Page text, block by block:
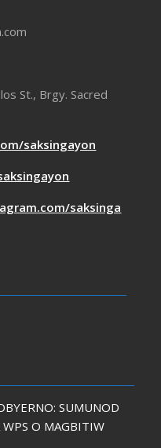
St., Brgy. Sacred
saksingayon
saksinga
SUMUNOD
WPS O MAGBITIW